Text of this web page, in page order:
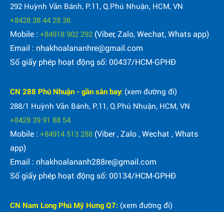
292 Huỳnh Văn Bánh, P.11, Q.Phú Nhuận, HCM, VN
+8428 38 44 28 38
Mobile : +84918 902 292 (Viber, Zalo, Wechat, Whats app)
Email : nhakhoalananhre@gmail.com
Số giấy phép hoạt động số: 00437/HCM-GPHĐ
CN 288 Phú Nhuận - gần sân bay: (xem đường đi)
288/1 Huỳnh Văn Bánh, P.11, Q.Phú Nhuận, HCM, VN
+8428 39 91 88 54
Mobile : +84914 513 288 (Viber , Zalo , Wechat , Whats
app)
Email : nhakhoalananh288re@gmail.com
Số giấy phép hoạt động số: 00134/HCM-GPHĐ
CN Nam Long Phú Mỹ Hưng Q7: (xem đường đi)